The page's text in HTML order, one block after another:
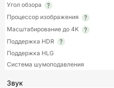
Угол обзора
Процессор изображения
Масштабирование до 4K
Поддержка HDR
Поддержка HLG
Система шумоподавления
Звук